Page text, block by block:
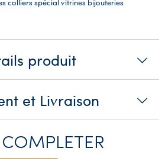
colliers spécial vitrines bijouteries
produit
et Livraison